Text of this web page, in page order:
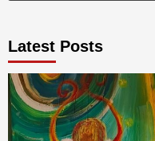
Latest Posts